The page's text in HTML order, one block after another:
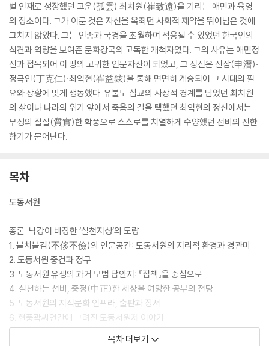
벌 인재로 성장했던 고운(孤雲) 최치원(崔致遠)을 기리는 애민과 육영
의 장소이다. 그가 이룬 것은 자신을 옥죄던 사회적 제약을 뛰어넘은 것에
그치지 않았다. 그는 인종과 국경을 초월하여 적용될 수 있었던 한국인의
식견과 역량을 보여준 문화강국의 고독한 개척자였다. 그의 사유는 애민정
신과 접목되어 이 땅의 고귀한 인문자산이 되었고, 그 정신은 신잠(申潛)·
정극인(丁克仁)·최익현(崔益鉉)을 통해 면면히 계승되어 그 시대의 필
요와 상황에 맞게 생동했다. 유불도 삼교의 사상적 경계를 넘었던 최치원
의 삶이나 나라의 위기 앞에서 죽음의 길을 택했던 최익현의 정신에서는
무성의 질실(質實)한 학풍으로 스스로를 치열하게 수양했던 선비의 진한
향기가 묻어난다.
목차
도동서원
총론: 낙강이 비장한 ‘실천지성’의 도량
1. 불치불검(不侈不儉)의 인문공간: 도동서원의 지리적 환경과 경관미
2. 도동서원 중건과 정구
3. 도동서원 유생의 과거 모범 답안지: 『집책』을 중심으로
4. 실천하는 선비, 중정(中正)한 세상을 여망한 공부의 전당
5. 도동서원의 지식문화 인프라, 출판과 장서
6. 현풍곽씨언간에 그려진 도동서원제 이야기
목차 더보기